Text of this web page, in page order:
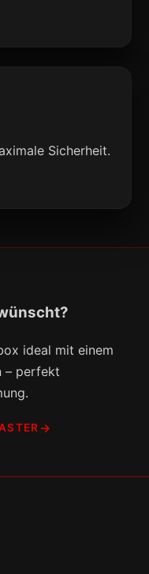
Sicherheit.
ideal mit einem
– perfekt